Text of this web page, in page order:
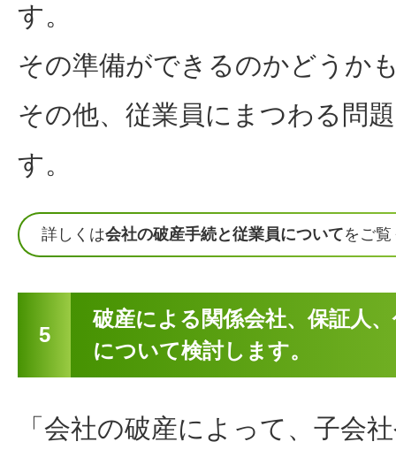
す。
その準備ができるのかどうか
その他、従業員にまつわる問
す。
詳しくは会社の破産手続と従業員についてをご
5
破産による関係会社、保証人
について検討します。
「会社の破産によって、子会